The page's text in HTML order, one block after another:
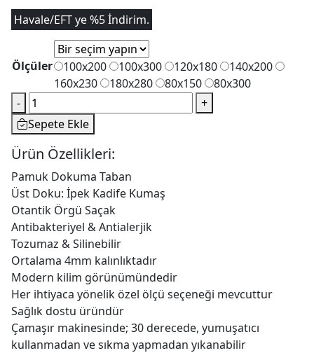
Havale/EFT ye %5 İndirim.
Ölçüler 100x200 100x300 120x180
140x200
160x230
180x280 80x150
80x300
-
Dekoratif
Halı
Dokuma
Taban
A-
8040
adet
+
Sepete Ekle
Ürün Özellikleri:
Pamuk Dokuma Taban
Üst Doku: İpek Kadife Kumaş
Otantik Örgü Saçak
Antibakteriyel & Antialerjik
Tozumaz & Silinebilir
Ortalama 4mm kalınlıktadır
Modern kilim görünümündedir
Her ihtiyaca yönelik özel ölçü seçeneği mevcuttur
Sağlık dostu üründür
Çamaşır makinesinde; 30 derecede, yumuşatıcı
kullanmadan ve sıkma yapmadan yıkanabilir